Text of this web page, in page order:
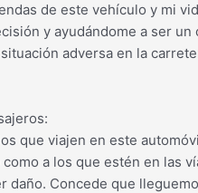
de este vehículo y mi
y ayudándome a ser
adversa en la
que viajen en este
a los que estén en las
daño. Concede que